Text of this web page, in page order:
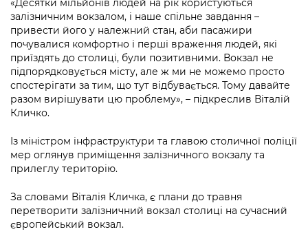
Підприємства, установи, організації
Kyiv International Relations
Річні звіти
Гендерна політика
Безбар'єрність
Київська міська військова адміністрація
Портал Захисників та Захисниць
Безбар'єрність
Портал послуг
Міський застосунок Київ Цифровий
Важливе під час воєнного стану
Уряд» – місцевий рівень»
Важливе під час воєнного стану
Про відкриті дані
Портал даних Києва
Публічні дашборди
«Десятки мільйонів людей на рік користуються
залізничним вокзалом, і наше спільне завдання –
привести його у належний стан, аби пасажири
почувалися комфортно і перші враження людей, які
приїздять до столиці, були позитивними. Вокзал не
підпорядковується місту, але ж ми не можемо просто
спостерігати за тим, що тут відбувається. Тому давайте
разом вирішувати цю проблему», – підкреслив Віталій
Кличко.
Із міністром інфраструктури та главою столичної поліції
мер оглянув приміщення залізничного вокзалу та
прилеглу територію.
За словами Віталія Кличка, є плани до травня
перетворити залізничний вокзал столиці на сучасний
європейський вокзал.